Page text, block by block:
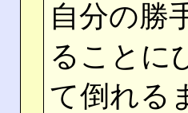
自分の勝
ることに
て倒れる